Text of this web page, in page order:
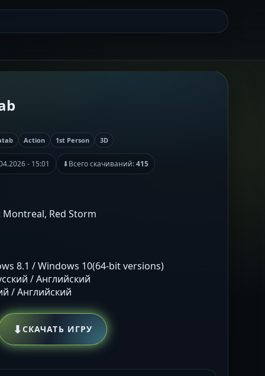
Action 1st Person 3D
- 15:01 ⬇Всего скачиваний:415
Red Storm
8.1 / Windows 10(64-bit versions)
/ Английский
/ Английский
⬇СКАЧАТЬ ИГРУ